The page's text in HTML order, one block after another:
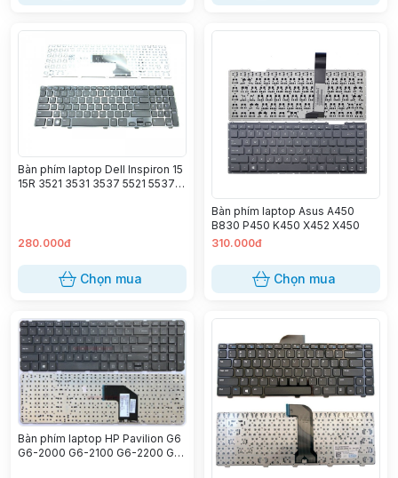
Bàn phím laptop Dell Inspiron 15
15R 3521 3531 3537 5521 5537
280.000đ
Chọn mua
Bàn phím laptop Asus A450
B830 P450 K450 X452 X450
310.000đ
Chọn mua
Bàn phím laptop HP Pavilion G6
G6-2000 G6-2100 G6-2200 G6-